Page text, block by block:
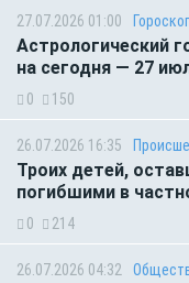
27.07.2026 01:00
Астрологический
на сегодня — 27
0 150
26.07.2026 16:35
Троих детей,
погибшими в
0 214
26.07.2026 04:32